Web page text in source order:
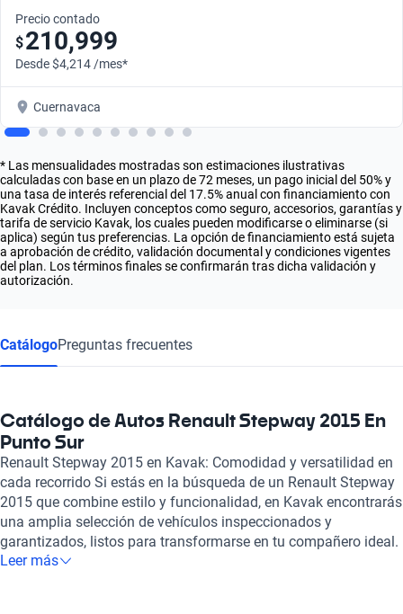
Precio contado
$210,999
Desde $4,214 /mes*
Cuernavaca
* Las mensualidades mostradas son estimaciones ilustrativas
calculadas con base en un plazo de 72 meses, un pago inicial del 50% y
una tasa de interés referencial del 17.5% anual con financiamiento con
Kavak Crédito. Incluyen conceptos como seguro, accesorios, garantías y
tarifa de servicio Kavak, los cuales pueden modificarse o eliminarse (si
aplica) según tus preferencias. La opción de financiamiento está sujeta
a aprobación de crédito, validación documental y condiciones vigentes
del plan. Los términos finales se confirmarán tras dicha validación y
autorización.
CatálogoPreguntas frecuentes
Catálogo de Autos Renault Stepway 2015 En
Punto Sur
Renault Stepway 2015 en Kavak: Comodidad y versatilidad en
cada recorrido Si estás en la búsqueda de un Renault Stepway
2015 que combine estilo y funcionalidad, en Kavak encontrarás
una amplia selección de vehículos inspeccionados y
garantizados, listos para transformarse en tu compañero ideal.
Este modelo se destaca como un hatchback versátil, con un
Leer más